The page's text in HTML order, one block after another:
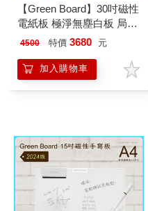
【Green Board】30吋磁性
電紙板 極淨無塵白板 局部
清除電子白板 教學授課白
4500 特價 3680 元
加入購物車